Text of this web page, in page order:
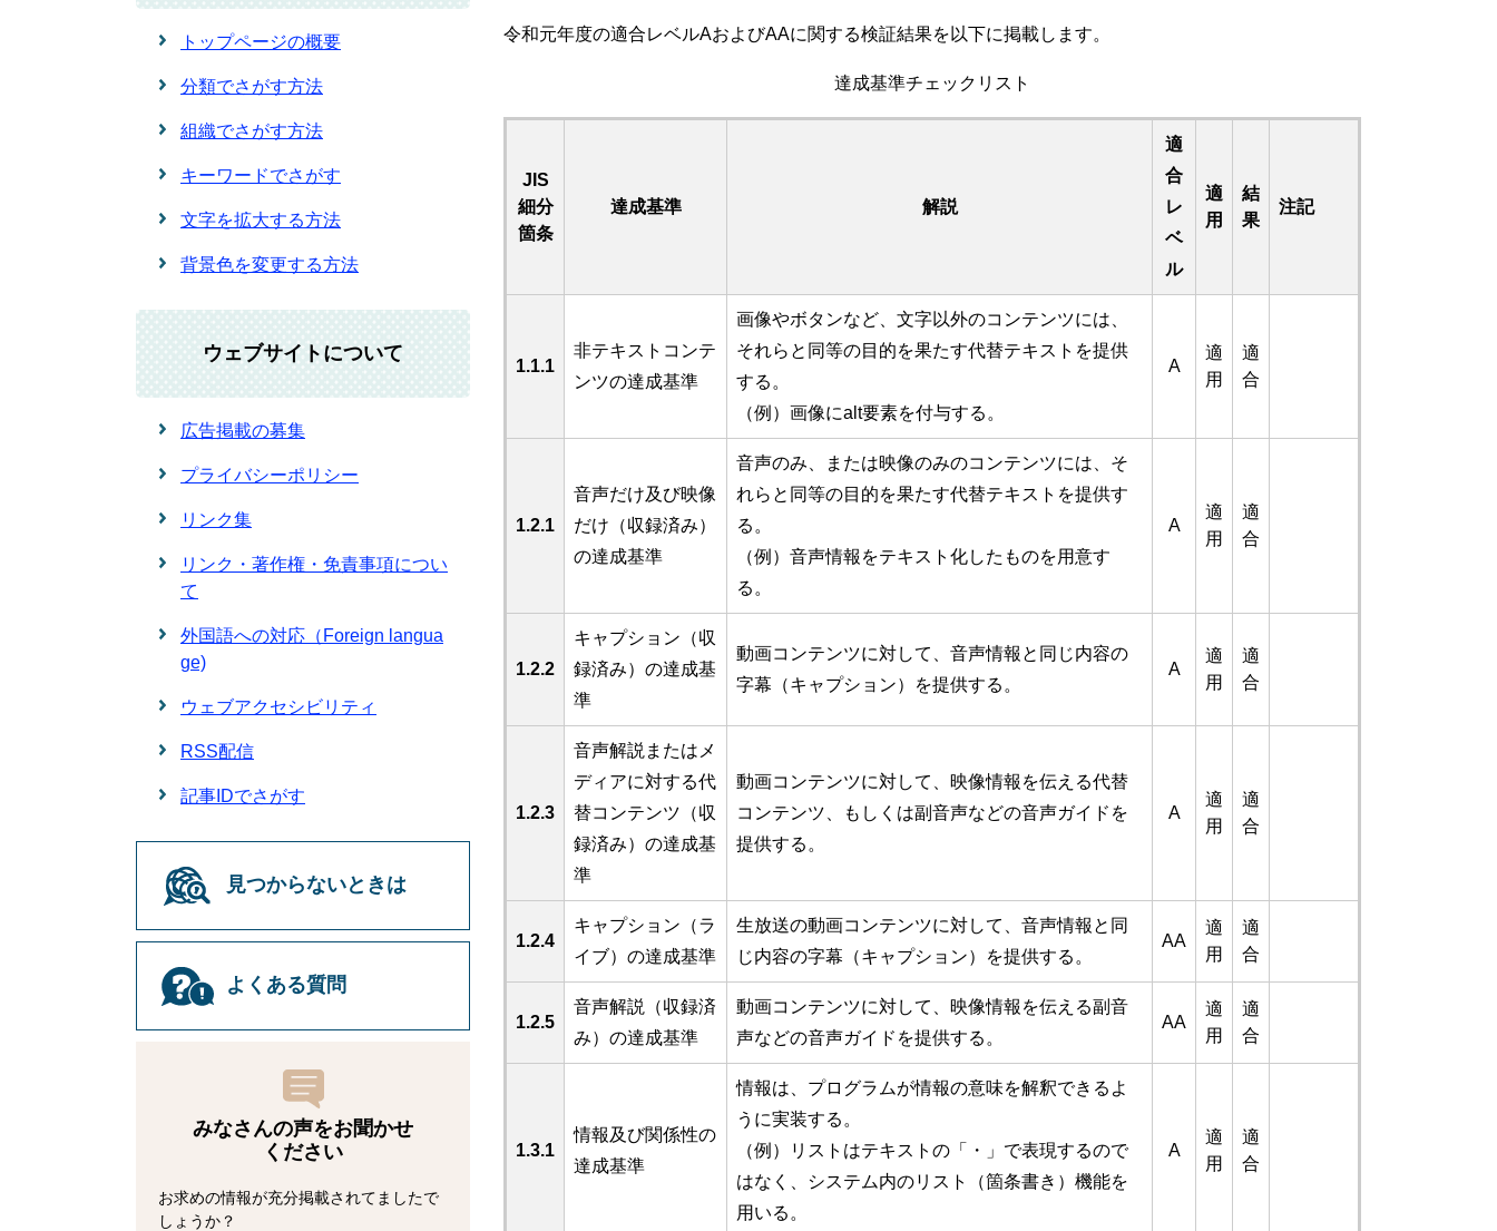
令和元年度の適合レベルAおよびAAに関する検証結果を以下に掲載します。
達成基準チェックリスト
JIS
細分
箇条
達成基準 解説
適
合
レ
ベ
ル
適
用
結
果
注記
1.1.1
非テキストコンテ
ンツの達成基準
画像やボタンなど、文字以外のコンテンツには、
それらと同等の目的を果たす代替テキストを提供
する。
（例）画像にalt要素を付与する。
A
適
用
適
合
1.2.1
音声だけ及び映像
だけ（収録済み）
の達成基準
音声のみ、または映像のみのコンテンツには、そ
れらと同等の目的を果たす代替テキストを提供す
る。
（例）音声情報をテキスト化したものを用意す
る。
A
適
用
適
合
1.2.2
キャプション（収
録済み）の達成基
準
動画コンテンツに対して、音声情報と同じ内容の
字幕（キャプション）を提供する。
A
適
用
適
合
1.2.3
音声解説またはメ
ディアに対する代
替コンテンツ（収
録済み）の達成基
準
動画コンテンツに対して、映像情報を伝える代替
コンテンツ、もしくは副音声などの音声ガイドを
提供する。
A
適
用
適
合
1.2.4
キャプション（ラ
イブ）の達成基準
生放送の動画コンテンツに対して、音声情報と同
じ内容の字幕（キャプション）を提供する。
AA
適
用
適
合
1.2.5
音声解説（収録済
み）の達成基準
動画コンテンツに対して、映像情報を伝える副音
声などの音声ガイドを提供する。
AA
適
用
適
合
1.3.1
情報及び関係性の
達成基準
情報は、プログラムが情報の意味を解釈できるよ
うに実装する。
（例）リストはテキストの「・」で表現するので
はなく、システム内のリスト（箇条書き）機能を
用いる。
A
適
用
適
合
トップページの概要
分類でさがす方法
組織でさがす方法
キーワードでさがす
文字を拡大する方法
背景色を変更する方法
ウェブサイトについて
広告掲載の募集
プライバシーポリシー
リンク集
リンク・著作権・免責事項につい
て
外国語への対応（Foreign langua
ge)
ウェブアクセシビリティ
RSS配信
記事IDでさがす
見つからないときは
よくある質問
みなさんの声をお聞かせ
ください
お求めの情報が充分掲載されてましたで
しょうか？